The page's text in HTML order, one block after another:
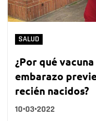
SALUD
¿Por qué
embarazo
recién nacidos?
10•03•2022